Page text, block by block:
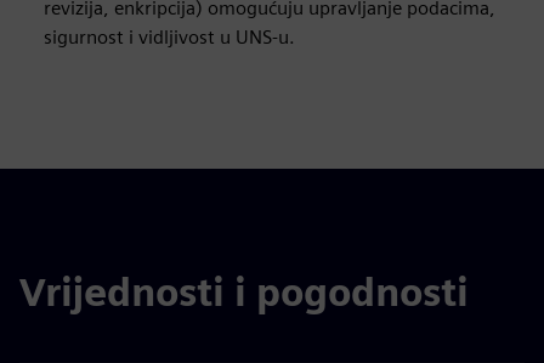
revizija, enkripcija) omogućuju upravljanje podacima,
sigurnost i vidljivost u UNS-u.
Vrijednosti i pogodnosti